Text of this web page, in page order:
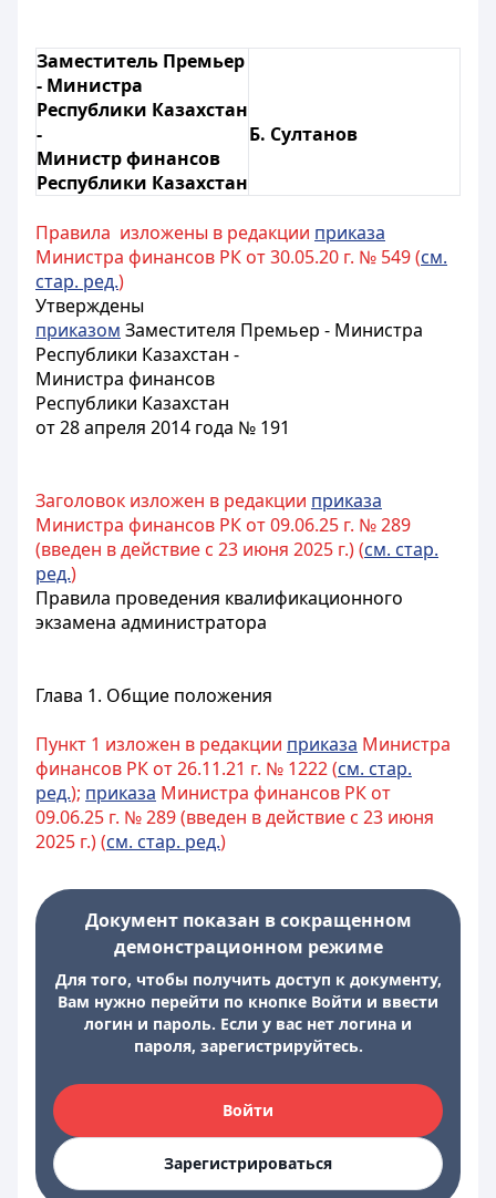
Заместитель Премьер
- Министра
Республики Казахстан
-
Министр финансов
Республики Казахстан
Б. Султанов
Правила изложены в редакции приказа
Министра финансов РК от 30.05.20 г. № 549 (см.
стар. ред.)
Утверждены
приказом Заместителя Премьер - Министра
Республики Казахстан -
Министра финансов
Республики Казахстан
от 28 апреля 2014 года № 191
Заголовок изложен в редакции приказа
Министра финансов РК от 09.06.25 г. № 289
(введен в действие с 23 июня 2025 г.) (см. стар.
ред.)
Правила проведения квалификационного
экзамена администратора
Глава 1. Общие положения
Пункт 1 изложен в редакции приказа Министра
финансов РК от 26.11.21 г. № 1222 (см. стар.
ред.); приказа Министра финансов РК от
09.06.25 г. № 289 (введен в действие с 23 июня
2025 г.) (см. стар. ред.)
Документ показан в сокращенном
демонстрационном режиме
Для того, чтобы получить доступ к документу,
Вам нужно перейти по кнопке Войти и ввести
логин и пароль. Если у вас нет логина и
пароля, зарегистрируйтесь.
Войти
Зарегистрироваться